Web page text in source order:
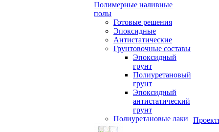
Полимерные наливные
полы
Готовые решения
Эпоксидные
Антистатические
Грунтовочные составы
Эпоксидный
грунт
Полиуретановый
грунт
Эпоксидный
антистатический
грунт
Полиуретановые лаки